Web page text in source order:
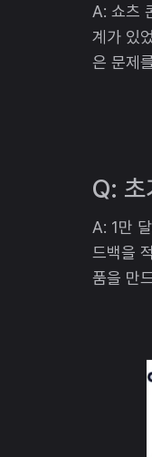
A: 쇼츠
계가 있
은 문제
Q: 초
A: 1만
드백을
품을 만